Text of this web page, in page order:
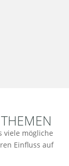
viele mögliche
Einfluss auf